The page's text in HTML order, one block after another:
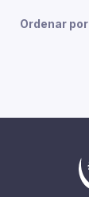
Ordenar por